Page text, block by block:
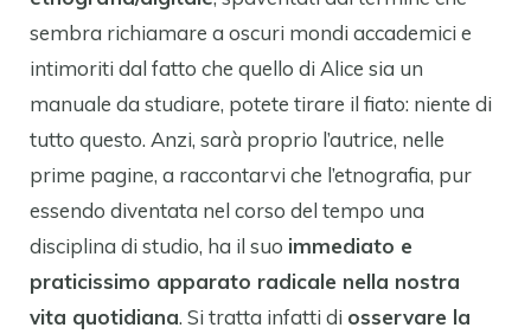
sembra richiamare a oscuri mondi accademici e
intimoriti dal fatto che quello di Alice sia un
manuale da studiare, potete tirare il fiato: niente di
tutto questo. Anzi, sarà proprio l’autrice, nelle
prime pagine, a raccontarvi che l’etnografia, pur
essendo diventata nel corso del tempo una
disciplina di studio, ha il suo immediato e
praticissimo apparato radicale nella nostra
vita quotidiana. Si tratta infatti di osservare la